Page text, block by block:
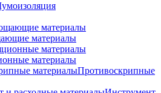
материалы
материалы
Противоскрипные